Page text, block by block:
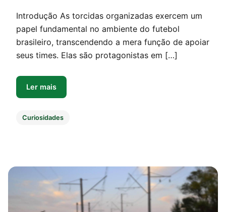
Introdução As torcidas organizadas exercem um
papel fundamental no ambiente do futebol
brasileiro, transcendendo a mera função de apoiar
seus times. Elas são protagonistas em […]
Ler mais
Curiosidades